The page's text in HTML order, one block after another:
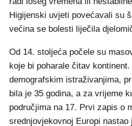
Higijenski uvjeti povećavali su
većina se bolesti liječila
Od 14. stoljeća počele su
koje bi poharale čitav
demografskim istraživanjima,
bila je 35 godina, a za vrijeme
područjima na 17. Prvi zapis o
srednjovjekovnoj Europi nastao